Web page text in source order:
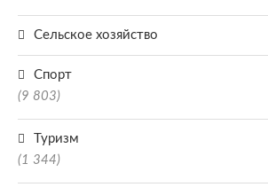
Сельское хозяйство
Спорт
(9 803)
Туризм
(1 344)